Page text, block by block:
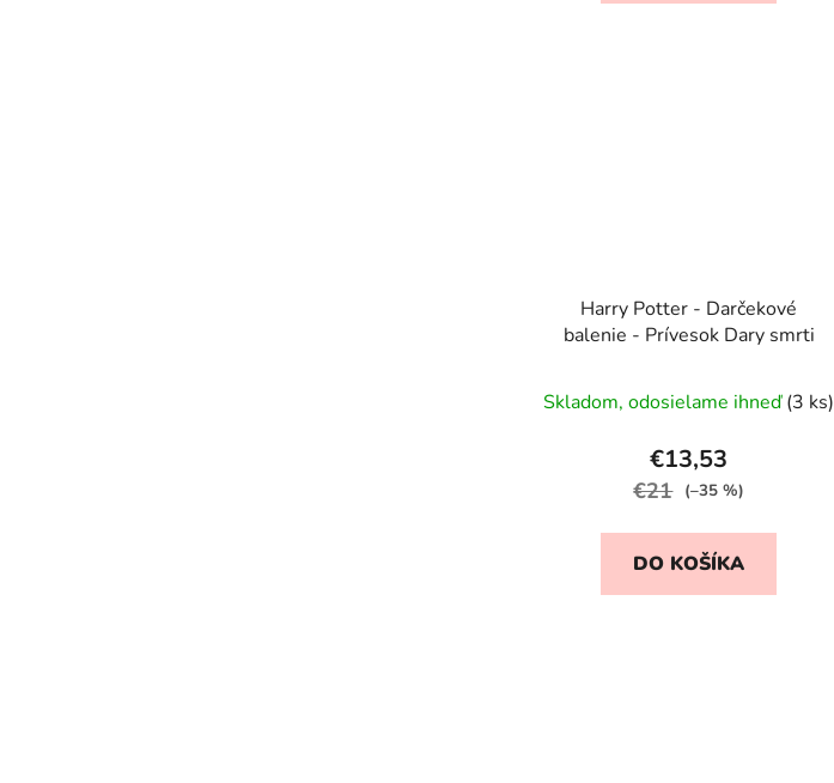
Harry Potter - Darčekové
balenie - Prívesok Dary smrti
Skladom, odosielame ihneď(3 ks)
€13,53
€21 (–35 %)
DO KOŠÍKA